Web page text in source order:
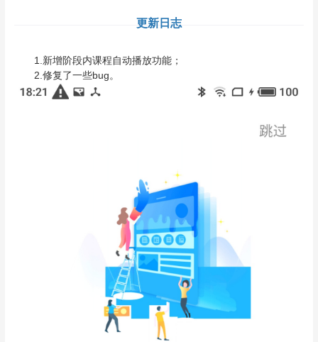
更新日志
1.新增阶段内课程自动播放功能；
2.修复了一些bug。